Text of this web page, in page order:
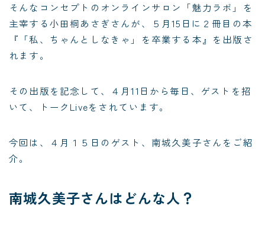
そんなコンセプトのオンラインサロン「魅力ラボ」を
主宰する小田桐あさぎさんが、５月15日に２冊目の本
『「私、ちゃんとしなきゃ」を卒業する本』 を出版さ
れます。
その出版を記念して、４月11日から毎日、ゲストを招
いて、トークLiveをされています。
今回は、４月１５日のゲスト、 南城久美子さん をご紹
介。
南城久美子さんはどんな人？